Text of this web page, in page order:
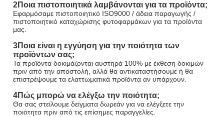
2Ποια πιστοποιητικά λαμβάνονται για τα προϊόντα;
Εφαρμόσαμε πιστοποιητικό ISO9000 / άδεια παραγωγής /
πιστοποιητικό καταχώρισης φυτοφαρμάκων για τα προϊόντα
μας.
3Ποια είναι η εγγύηση για την ποιότητα των
προϊόντων σας;
Τα προϊόντα δοκιμάζονται αυστηρά 100% με έκθεση δοκιμών
πριν από την αποστολή, αλλά θα αντικαταστήσουμε ή θα
επιστρέψουμε τα ελαττωματικά προϊόντα αν υπάρχουν.
4Πώς μπορώ να ελέγξω την ποιότητα;
Θα σας στείλουμε δείγματα δωρεάν για να ελέγξετε την
ποιότητα πριν από τις επίσημες παραγγελίες.